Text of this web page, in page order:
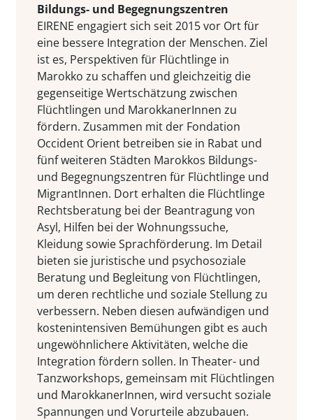
Bildungs- und Begegnungszentren
EIRENE engagiert sich seit 2015 vor Ort für
eine bessere Integration der Menschen. Ziel
ist es, Perspektiven für Flüchtlinge in
Marokko zu schaffen und gleichzeitig die
gegenseitige Wertschätzung zwischen
Flüchtlingen und MarokkanerInnen zu
fördern. Zusammen mit der Fondation
Occident Orient betreiben sie in Rabat und
fünf weiteren Städten Marokkos Bildungs-
und Begegnungszentren für Flüchtlinge und
MigrantInnen. Dort erhalten die Flüchtlinge
Rechtsberatung bei der Beantragung von
Asyl, Hilfen bei der Wohnungssuche,
Kleidung sowie Sprachförderung. Im Detail
bieten sie juristische und psychosoziale
Beratung und Begleitung von Flüchtlingen,
um deren rechtliche und soziale Stellung zu
verbessern. Neben diesen aufwändigen und
kostenintensiven Bemühungen gibt es auch
ungewöhnlichere Aktivitäten, welche die
Integration fördern sollen. In Theater- und
Tanzworkshops, gemeinsam mit Flüchtlingen
und MarokkanerInnen, wird versucht soziale
Spannungen und Vorurteile abzubauen.